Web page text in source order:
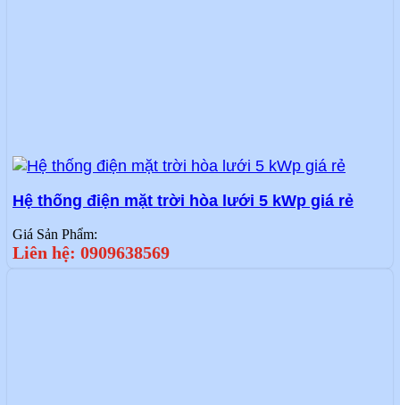
Hệ thống điện mặt trời hòa lưới 5 kWp giá rẻ
Giá Sản Phẩm:
Liên hệ: 0909638569